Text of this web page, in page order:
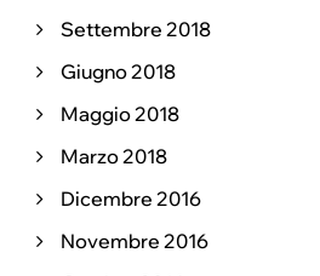
Settembre 2018
Giugno 2018
Maggio 2018
Marzo 2018
Dicembre 2016
Novembre 2016